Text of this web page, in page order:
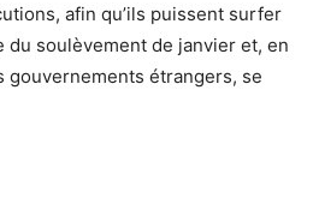
afin qu’ils puissent surfer
du soulèvement de janvier et, en
gouvernements étrangers, se